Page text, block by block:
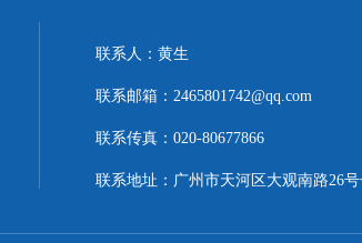
联系人：黄生
联系邮箱：2465801742@qq.com
联系传真：020-80677866
联系地址：广州市天河区大观南路26